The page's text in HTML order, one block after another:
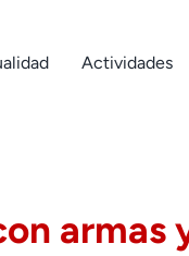
Actividades
armas